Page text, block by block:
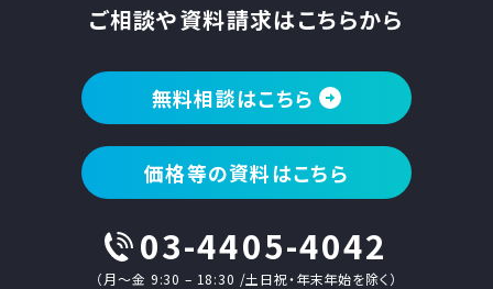
ご相談や資料請求はこちらから
無料相談はこちら
価格等の資料はこちら
03-4405-4042
（月〜金 9:30 – 18:30 /土日祝・年末年始を除く）